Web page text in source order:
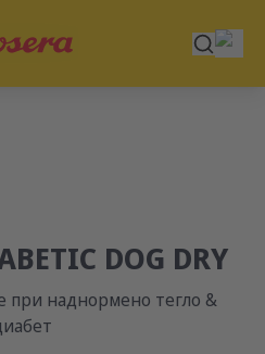
DOG DRY
при наднормено тегло &